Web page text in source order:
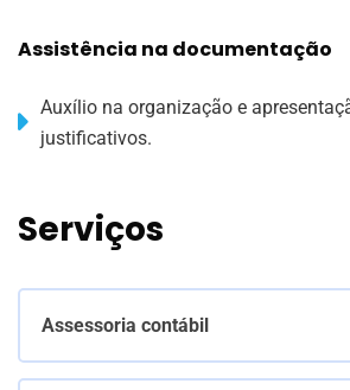
Assistência na documentação
Auxílio na organização e
justificativos.
Serviços
Assessoria contábil